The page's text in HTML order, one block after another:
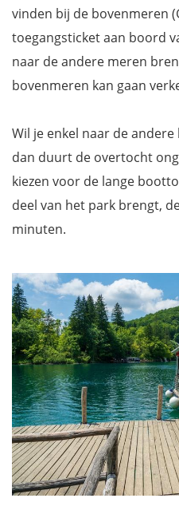
vinden bij de bovenmeren
toegangsticket aan boord
naar de andere meren
bovenmeren kan gaan
Wil je enkel naar de
dan duurt de overtocht
kiezen voor de lange
deel van het park brengt,
minuten.